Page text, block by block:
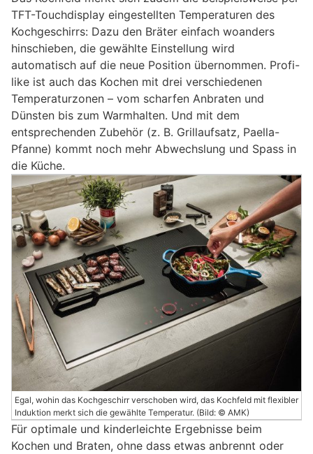
TFT-Touchdisplay eingestellten Temperaturen des
Kochgeschirrs: Dazu den Bräter einfach woanders
hinschieben, die gewählte Einstellung wird
automatisch auf die neue Position übernommen. Profi-
like ist auch das Kochen mit drei verschiedenen
Temperaturzonen – vom scharfen Anbraten und
Dünsten bis zum Warmhalten. Und mit dem
entsprechenden Zubehör (z. B. Grillaufsatz, Paella-
Pfanne) kommt noch mehr Abwechslung und Spass in
die Küche.
Egal, wohin das Kochgeschirr verschoben wird, das Kochfeld mit flexibler
Induktion merkt sich die gewählte Temperatur. (Bild: © AMK)
Für optimale und kinderleichte Ergebnisse beim
Kochen und Braten, ohne dass etwas anbrennt oder